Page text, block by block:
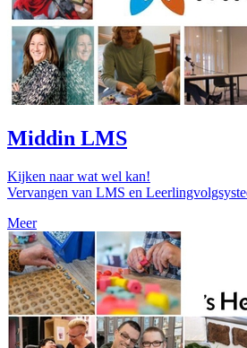
Middin LMS
Kijken naar wat wel kan!
Vervangen van LMS en
Meer